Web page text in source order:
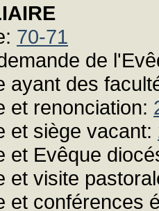
70-71
de
ayant des
et renonciation:
et siège vacant:
et Evêque
et visite
et conférences